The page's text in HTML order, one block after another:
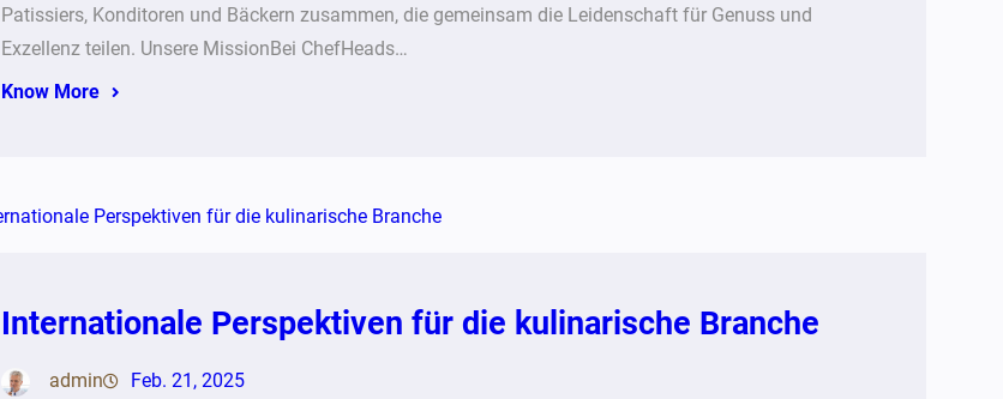
Patissiers, Konditoren und Bäckern zusammen, die gemeinsam die Leidenschaft für Genuss und
Exzellenz teilen. Unsere MissionBei ChefHeads…
Know More
Internationale Perspektiven für die kulinarische Branche
admin Feb. 21, 2025